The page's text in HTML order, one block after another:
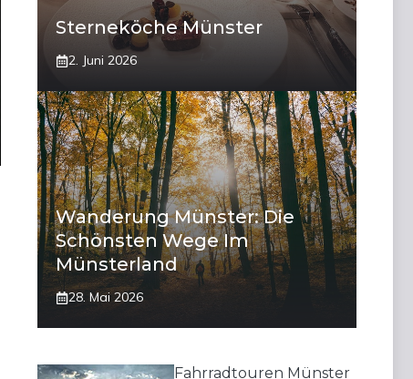
Sterneköche Münster
2. Juni 2026
Wanderung Münster: Die
Schönsten Wege Im
Münsterland
28. Mai 2026
Fahrradtouren Münster